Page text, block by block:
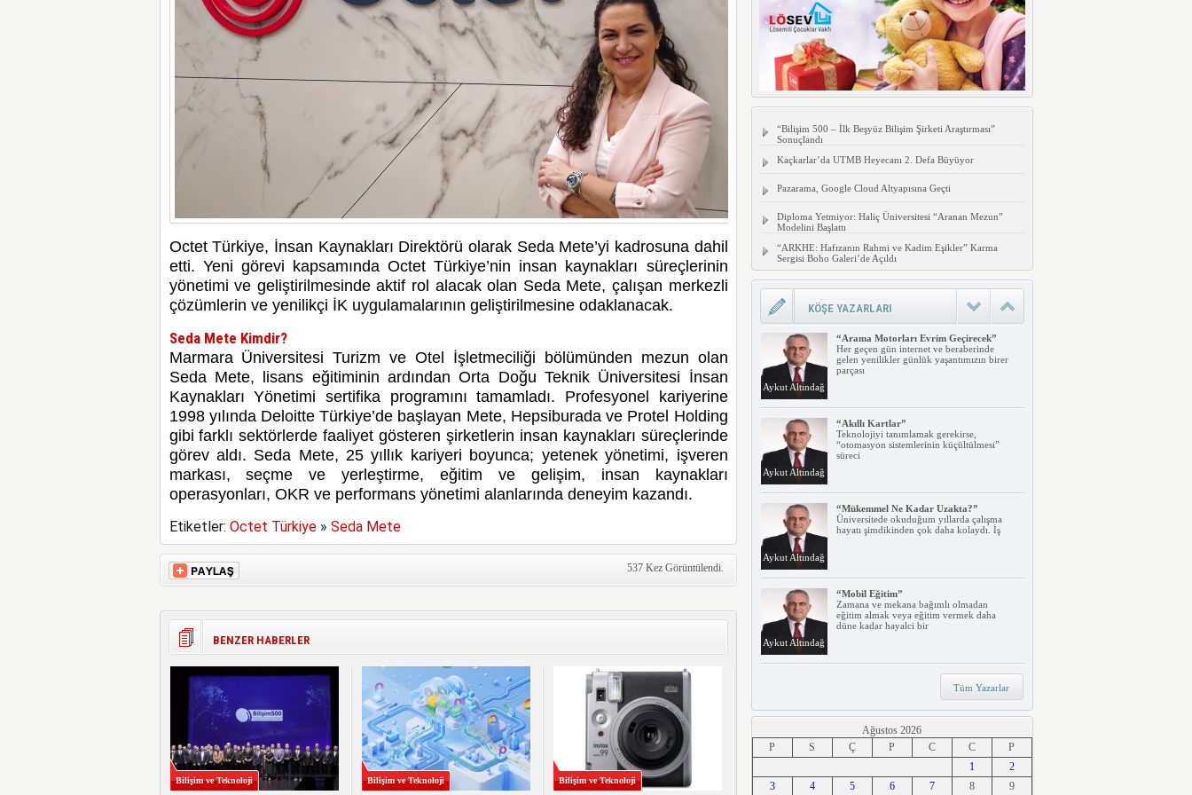
Octet Türkiye, İnsan Kaynakları Direktörü olarak Seda Mete’yi kadrosuna dahil
etti. Yeni görevi kapsamında Octet Türkiye’nin insan kaynakları süreçlerinin
yönetimi ve geliştirilmesinde aktif rol alacak olan Seda Mete, çalışan merkezli
çözümlerin ve yenilikçi İK uygulamalarının geliştirilmesine odaklanacak.
Seda Mete Kimdir?
Marmara Üniversitesi Turizm ve Otel İşletmeciliği bölümünden mezun olan
Seda Mete, lisans eğitiminin ardından Orta Doğu Teknik Üniversitesi İnsan
Kaynakları Yönetimi sertifika programını tamamladı. Profesyonel kariyerine
1998 yılında Deloitte Türkiye’de başlayan Mete, Hepsiburada ve Protel Holding
gibi farklı sektörlerde faaliyet gösteren şirketlerin insan kaynakları süreçlerinde
görev aldı. Seda Mete, 25 yıllık kariyeri boyunca; yetenek yönetimi, işveren
markası, seçme ve yerleştirme, eğitim ve gelişim, insan kaynakları
operasyonları, OKR ve performans yönetimi alanlarında deneyim kazandı.
Etiketler: Octet Türkiye» Seda Mete
537 Kez Görüntülendi.
BENZER HABERLER
Bilişim ve Teknoloji Bilişim ve Teknoloji Bilişim ve Teknoloji
“Bilişim 500 – İlk Beşyüz Bilişim Şirketi Araştırması”
Sonuçlandı
Kaçkarlar’da UTMB Heyecanı 2. Defa Büyüyor
Pazarama, Google Cloud Altyapısına Geçti
Diploma Yetmiyor: Haliç Üniversitesi “Aranan Mezun”
Modelini Başlattı
“ARKHE: Hafızanın Rahmi ve Kadim Eşikler” Karma
Sergisi Boho Galeri’de Açıldı
KÖŞE YAZARLARI
Aykut Altındağ
“Arama Motorları Evrim Geçirecek”
Her geçen gün internet ve beraberinde
gelen yenilikler günlük yaşantımızın birer
parçası
Aykut Altındağ
“Akıllı Kartlar”
Teknolojiyi tanımlamak gerekirse,
“otomasyon sistemlerinin küçültülmesi”
süreci
Aykut Altındağ
“Mükemmel Ne Kadar Uzakta?”
Üniversitede okuduğum yıllarda çalışma
hayatı şimdikinden çok daha kolaydı. İş
Aykut Altındağ
“Mobil Eğitim”
Zamana ve mekana bağımlı olmadan
eğitim almak veya eğitim vermek daha
düne kadar hayalci bir
“Teknoloji, Hızlı Tren ve İrem…”
Belki dikkatinizi çekmiştir. Türkiye’nin ilk
hızlı treni Ankara – Eskişehir
“Ne Duruyorsunuz, Dijitalleşsenize!”
Arabanız kendi kendine park ederken, siz
apartmanınıza giriyor ve evinizin kapısını
Tüm Yazarlar
Ağustos 2026
P
S Ç P C C
P
1
2
3
4 5 6 7 8 9